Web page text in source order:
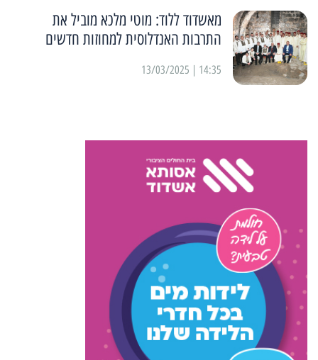
מאשדוד ללוד: מוטי מלכא מוביל את
התרבות האנדלוסית למחוזות חדשים
14:35 | 13/03/2025